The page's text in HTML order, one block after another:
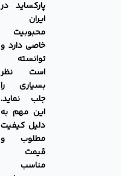
پارکساید در
ایران
محبوبیت
خاصی دارد و
توانسته
است نظر
بسیاری را
جلب نماید.
این مهم به
دلیل کیفیت
مطلوب و
قیمت
مناسب